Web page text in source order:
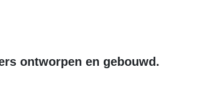
ontworpen en gebouwd.